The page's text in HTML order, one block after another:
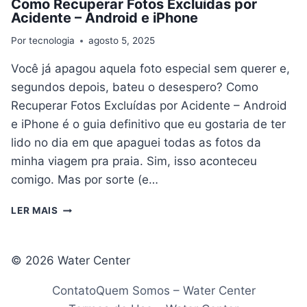
Como Recuperar Fotos Excluídas por
Acidente – Android e iPhone
Por tecnologia agosto 5, 2025
Você já apagou aquela foto especial sem querer e,
segundos depois, bateu o desespero? Como
Recuperar Fotos Excluídas por Acidente – Android
e iPhone é o guia definitivo que eu gostaria de ter
lido no dia em que apaguei todas as fotos da
minha viagem pra praia. Sim, isso aconteceu
comigo. Mas por sorte (e…
LER MAIS COMO
POR
–
© 2026 Water Center
ContatoQuem Somos – Water Center